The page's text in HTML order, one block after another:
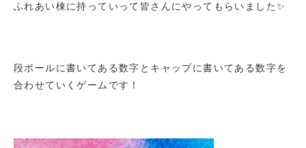
ふれあい棟に持っていって皆さんにやってもらいました✨
段ボールに書いてある数字とキャップに書いてある数字を
合わせていくゲームです！